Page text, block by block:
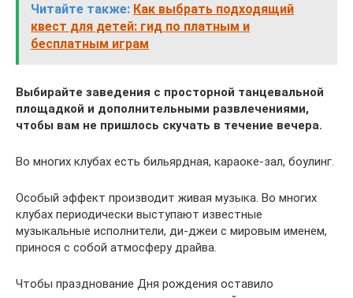
Читайте также: Как выбрать подходящий
квест для детей: гид по платным и
бесплатным играм
Выбирайте заведения с просторной танцевальной
площадкой и дополнительными развлечениями,
чтобы вам не пришлось скучать в течение вечера.
Во многих клубах есть бильярдная, караоке-зал, боулинг.
Особый эффект производит живая музыка. Во многих
клубах периодически выступают известные
музыкальные исполнители, ди-джеи с мировым именем,
принося с собой атмосферу драйва.
Чтобы празднование Дня рождения оставило